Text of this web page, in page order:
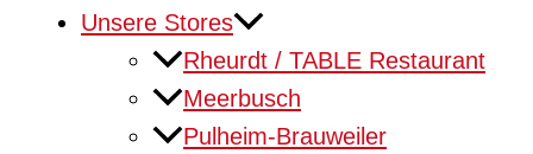
Unsere Stores
Rheurdt / TABLE Restaurant
Meerbusch
Pulheim-Brauweiler